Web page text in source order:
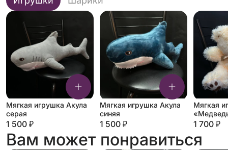
Мягкая игрушка Акула
серая
1 500 ₽
Мягкая игрушка Акула
синяя
1 500 ₽
Мягкая
1 700 ₽
Вам может понравиться